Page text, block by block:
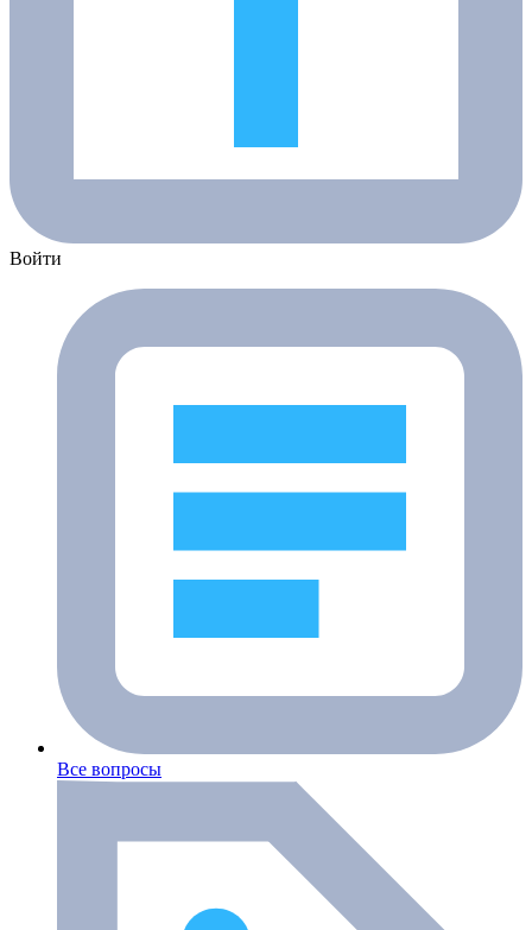
Войти
Все вопросы